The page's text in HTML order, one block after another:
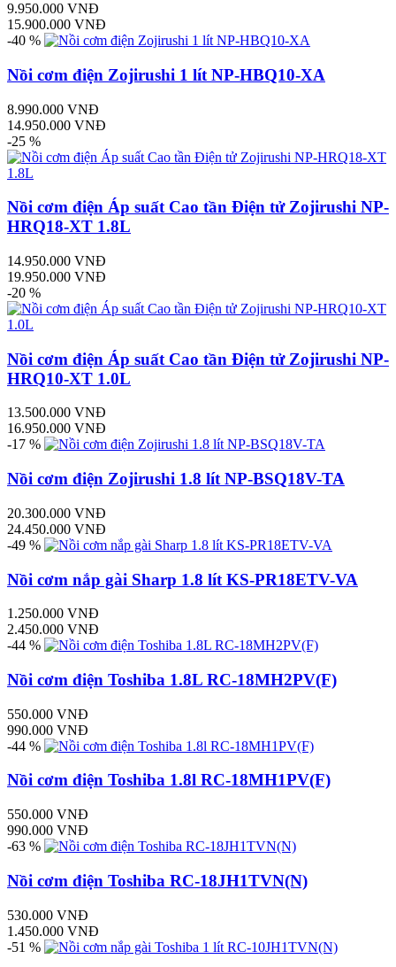
9.950.000 VNĐ
15.900.000 VNĐ
-40 %
Nồi cơm điện Zojirushi 1 lít NP-HBQ10-XA
8.990.000 VNĐ
14.950.000 VNĐ
-25 %
Nồi cơm điện Áp suất Cao tần Điện tử Zojirushi NP-
HRQ18-XT 1.8L
14.950.000 VNĐ
19.950.000 VNĐ
-20 %
Nồi cơm điện Áp suất Cao tần Điện tử Zojirushi NP-
HRQ10-XT 1.0L
13.500.000 VNĐ
16.950.000 VNĐ
-17 %
Nồi cơm điện Zojirushi 1.8 lít NP-BSQ18V-TA
20.300.000 VNĐ
24.450.000 VNĐ
-49 %
Nồi cơm nắp gài Sharp 1.8 lít KS-PR18ETV-VA
1.250.000 VNĐ
2.450.000 VNĐ
-44 %
Nồi cơm điện Toshiba 1.8L RC-18MH2PV(F)
550.000 VNĐ
990.000 VNĐ
-44 %
Nồi cơm điện Toshiba 1.8l RC-18MH1PV(F)
550.000 VNĐ
990.000 VNĐ
-63 %
Nồi cơm điện Toshiba RC-18JH1TVN(N)
530.000 VNĐ
1.450.000 VNĐ
-51 %